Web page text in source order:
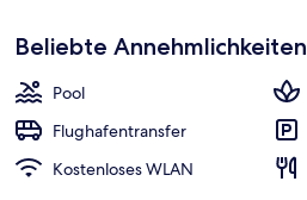
beliebt
b
r
e
Beliebte Annehmlichkeiten
Pool
Flughafentransfer
Kostenloses WLAN